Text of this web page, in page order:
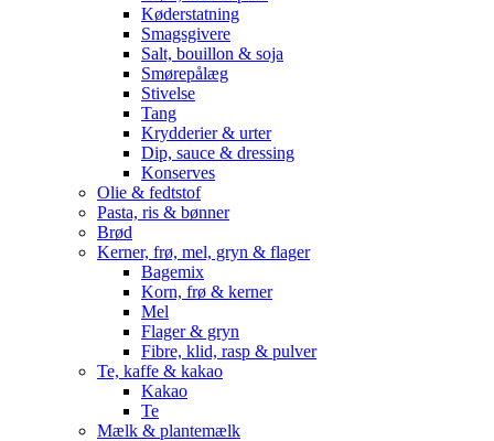
Køderstatning
Smagsgivere
Salt, bouillon & soja
Smørepålæg
Stivelse
Tang
Krydderier & urter
Dip, sauce & dressing
Konserves
Olie & fedtstof
Pasta, ris & bønner
Brød
Kerner, frø, mel, gryn & flager
Bagemix
Korn, frø & kerner
Mel
Flager & gryn
Fibre, klid, rasp & pulver
Te, kaffe & kakao
Kakao
Te
Mælk & plantemælk